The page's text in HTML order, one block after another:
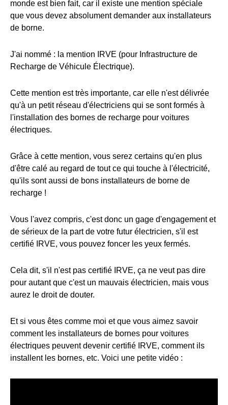
monde est bien fait, car il existe une mention spéciale
que vous devez absolument demander aux installateurs
de borne.
J'ai nommé : la mention IRVE (pour Infrastructure de
Recharge de Véhicule Électrique).
Cette mention est très importante, car elle n'est délivrée
qu'à un petit réseau d'électriciens qui se sont formés à
l'installation des bornes de recharge pour voitures
électriques.
Grâce à cette mention, vous serez certains qu'en plus
d'être calé au regard de tout ce qui touche à l'électricité,
qu'ils sont aussi de bons installateurs de borne de
recharge !
Vous l'avez compris, c'est donc un gage d'engagement et
de sérieux de la part de votre futur électricien, s'il est
certifié IRVE, vous pouvez foncer les yeux fermés.
Cela dit, s'il n'est pas certifié IRVE, ça ne veut pas dire
pour autant que c'est un mauvais électricien, mais vous
aurez le droit de douter.
Et si vous êtes comme moi et que vous aimez savoir
comment les installateurs de bornes pour voitures
électriques peuvent devenir certifié IRVE, comment ils
installent les bornes, etc. Voici une petite vidéo :